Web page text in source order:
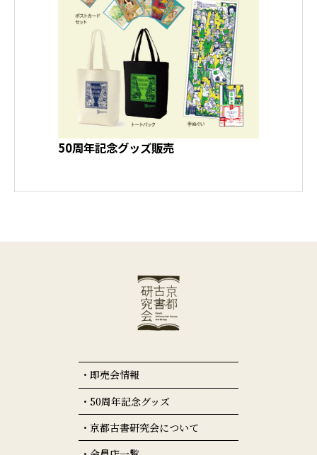
50周年記念グッズ販売
即売会情報
50周年記念グッズ
京都古書研究会について